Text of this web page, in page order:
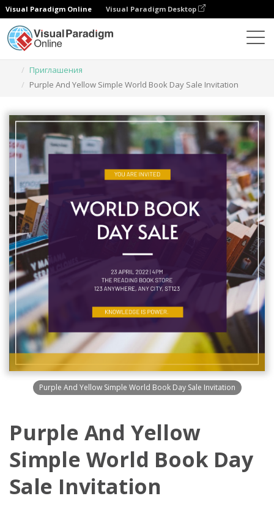
Visual Paradigm Online Visual Paradigm Desktop
Приглашения
Purple And Yellow Simple World Book Day Sale Invitation
Purple And Yellow Simple World Book Day Sale Invitation
Purple And Yellow
Simple World Book Day
Sale Invitation